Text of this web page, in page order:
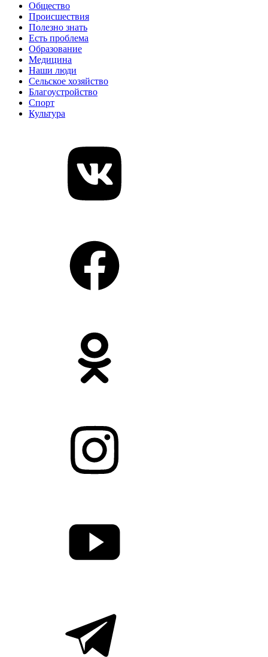
Общество
Происшествия
Полезно знать
Есть проблема
Образование
Медицина
Наши люди
Сельское хозяйство
Благоустройство
Спорт
Культура